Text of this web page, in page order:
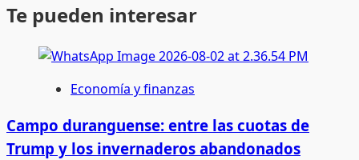
Te pueden interesar
Economía y finanzas
Campo duranguense: entre las cuotas de
Trump y los invernaderos abandonados